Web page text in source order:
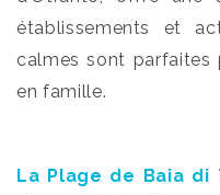
établissements et
calmes sont parfaites
en famille.
La Plage de Baia di